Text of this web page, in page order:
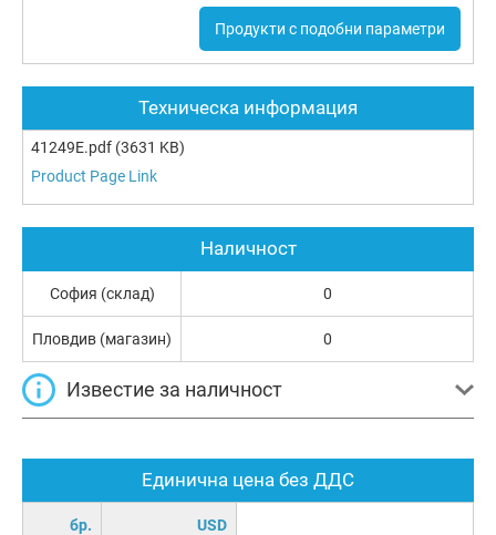
Продукти с подобни параметри
Техническа информация
41249E.pdf (3631 KB)
Product Page Link
Единична цена без ДДС
бр. USD
Наличност
София (склад) 0
Пловдив (магазин) 0
Известие за наличност